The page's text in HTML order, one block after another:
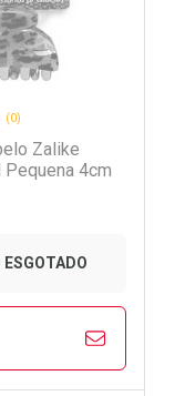
Convênio
(0)
Zalike
4cm
ESGOTADO